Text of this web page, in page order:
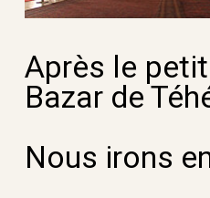
Après le
Bazar de
Nous irons